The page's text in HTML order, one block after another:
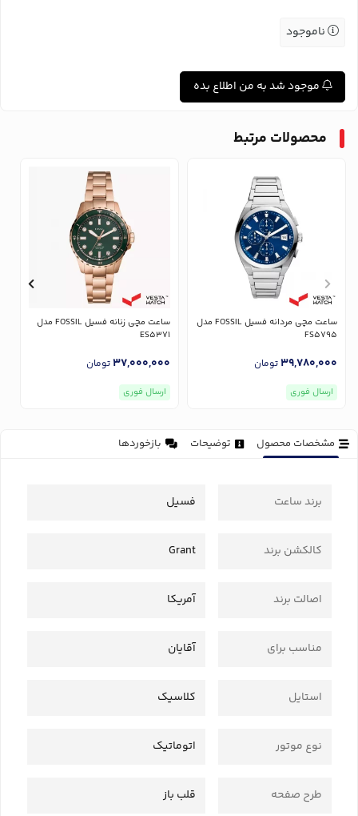
ناموجود
موجود شد به من اطلاع بده
محصولات مرتبط
ساعت مچی مردانه فسیل FOSSIL مدل
FS5795
39,780,000تومان
ارسال فوری
ساعت مچی زنانه فسیل FOSSIL مدل
ES5371
37,000,000تومان
ارسال فوری
مشخصات محصول توضیحات بازخوردها
برند ساعت فسیل
کالکشن برند Grant
اصالت برند آمریکا
مناسب برای آقایان
استایل کلاسیک
نوع موتور اتوماتیک
طرح صفحه قلب باز